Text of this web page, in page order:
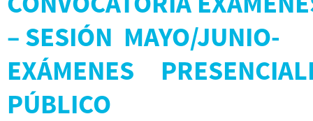
– SESIÓN MAYO/JUNIO-
EXÁMENES
PÚBLICO